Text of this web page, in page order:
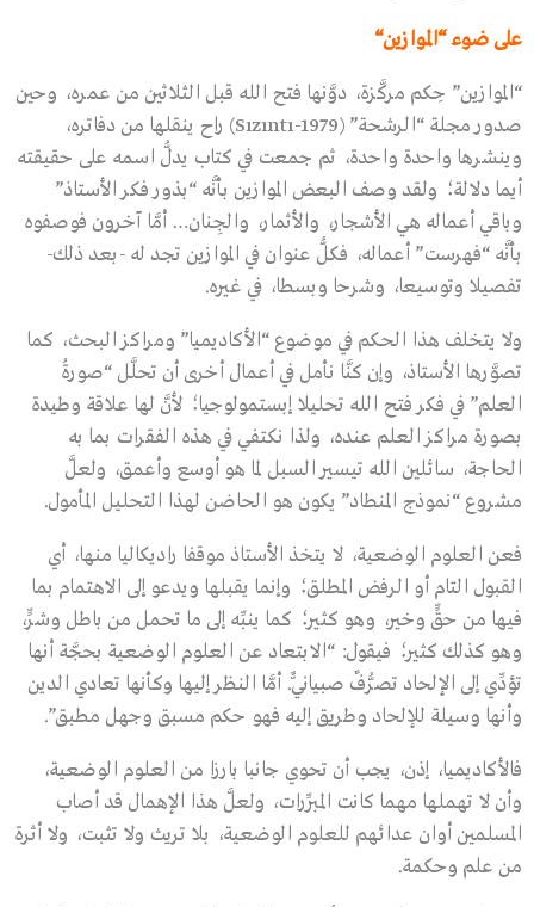
على ضوء“الموازين“
“الموازين” حِكم مركَّزة، دوَّنها فتح الله قبل الثلاثين من عمره، وحين
صدور مجلة “الرشحة” (Sızıntı-1979) راح ينقلها من دفاتره،
وينشرها واحدة واحدة، ثم جمعت في كتاب يدلُّ اسمه على حقيقته
أيما دلالة؛ ولقد وصف البعض الموازين بأنَّه “بذور فكر الأستاذ”
وباقي أعماله هي الأشجار، والأثمار، والجِنان… أمَّا آخرون فوصفوه
بأنَّه “فهرست” أعماله، فكلُّ عنوان في الموازين تجد له -بعد ذلك-
تفصيلا وتوسيعا، وشرحا وبسطا، في غيره.
ولا يتخلف هذا الحكم في موضوع “الأكاديميا” ومراكز البحث، كما
تصوَّرها الأستاذ، وإن كنَّا نأمل في أعمال أخرى أن تحلَّل “صورةُ
العلم” في فكر فتح الله تحليلا إبستمولوجيا؛ لأنَّ لها علاقة وطيدة
بصورة مراكز العلم عنده، ولذا نكتفي في هذه الفقرات بما به
الحاجة، سائلين الله تيسير السبل لما هو أوسع وأعمق، ولعلَّ
مشروع “نموذج المنطاد” يكون هو الحاضن لهذا التحليل المأمول.
فعن العلوم الوضعية، لا يتخذ الأستاذ موقفا راديكاليا منها، أي
القبول التام أو الرفض المطلق؛ وإنما يقبلها ويدعو إلى الاهتمام بما
فيها من حقٍّ وخير، وهو كثير؛ كما ينبِّه إلى ما تحمل من باطل وشرٍّ،
وهو كذلك كثير؛ فيقول: “الابتعاد عن العلوم الوضعية بحجَّة أنها
تؤدِّي إلى الإلحاد تصرُّفٌ صبيانيٌّ. أمَّا النظر إليها وكأنها تعادي الدين
وأنها وسيلة للإلحاد وطريق إليه فهو حكم مسبق وجهل مطبق”.
فالأكاديميا، إذن، يجب أن تحوي جانبا بارزا من العلوم الوضعية،
وأن لا تهملها مهما كانت المبرِّرات، ولعلَّ هذا الإهمال قد أصاب
المسلمين أوان عدائهم للعلوم الوضعية، بلا تريث ولا تثبت، ولا أثرة
من علم وحكمة.